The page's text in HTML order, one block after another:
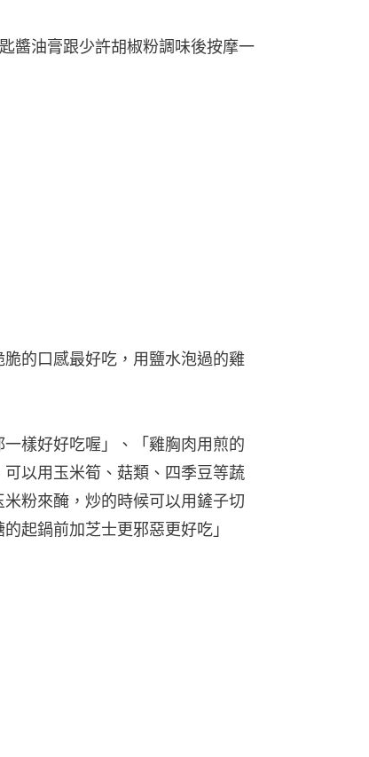
醬油膏跟少許胡椒粉調味後按摩一
的口感最好吃，用鹽水泡過的雞
樣好好吃喔」、「雞胸肉用煎的
以用玉米筍、菇類、四季豆等蔬
粉來醃，炒的時候可以用鏟子切
起鍋前加芝士更邪惡更好吃」